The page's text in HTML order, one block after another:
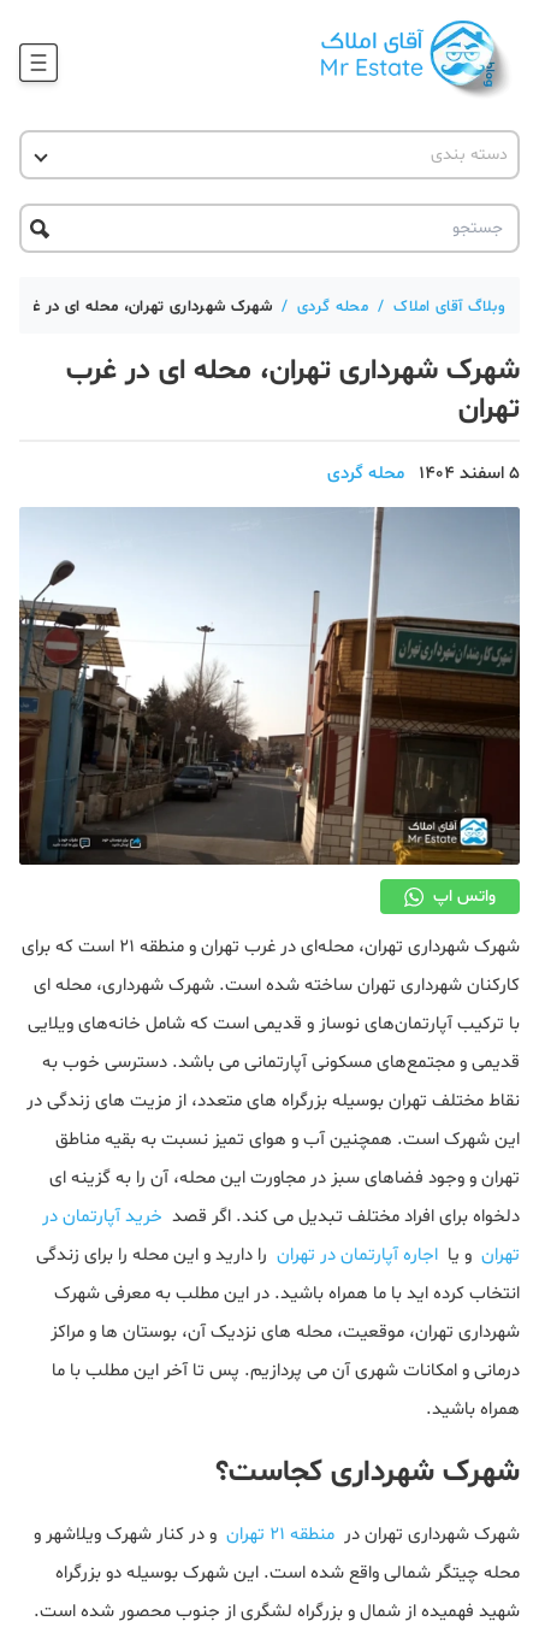
آموزش املاک
حقوقی
آکادمی
دسته بندی
آقای مشاور املاک
آکادمی آقای املاک
آموزش املاک
آموزش پلتفرم آقای املاک
اخبار مسکن
تحلیل مسکن
محله گردی
معماری
همایش و نمایشگاه
وبلاگ آقای املاک / محله گردی / شهرک شهرداری تهران، محله ای در غرب
شهرک شهرداری تهران، محله ای در غرب
تهران
5 اسفند 1404 محله گردی
واتس اپ
شهرک شهرداری تهران، محله‌ای در غرب تهران و منطقه 21 است که برای
کارکنان شهرداری تهران ساخته شده است. شهرک شهرداری، محله ای
با ترکیب آپارتمان‌های نوساز و قدیمی است که شامل خانه‌های ویلایی
قدیمی و مجتمع‌های مسکونی آپارتمانی می باشد. دسترسی خوب به
نقاط مختلف تهران بوسیله بزرگراه های متعدد، از مزیت های زندگی در
این شهرک است. همچنین آب و هوای تمیز نسبت به بقیه مناطق
تهران و وجود فضاهای سبز در مجاورت این محله، آن را به گزینه ای
دلخواه برای افراد مختلف تبدیل می کند. اگر قصد خرید آپارتمان در
تهران و یا اجاره آپارتمان در تهران را دارید و این محله را برای زندگی
انتخاب کرده اید با ما همراه باشید. در این مطلب به معرفی شهرک
شهرداری تهران، موقعیت، محله های نزدیک آن، بوستان ها و مراکز
درمانی و امکانات شهری آن می پردازیم. پس تا آخر این مطلب با ما
همراه باشید.
شهرک شهرداری کجاست؟
شهرک شهرداری تهران در منطقه 21 تهران
و در کنار شهرک ویلاشهر و
محله چیتگر شمالی واقع شده است. این شهرک بوسیله دو بزرگراه
شهید فهمیده از شمال و بزرگراه لشگری از جنوب محصور شده است.